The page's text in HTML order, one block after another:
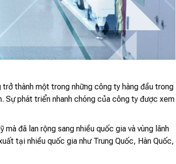
thành một trong những công ty hàng đầu trong
Sự phát triển nhanh chóng của công ty được xem
đã lan rộng sang nhiều quốc gia và vùng lãnh
tại nhiều quốc gia như Trung Quốc, Hàn Quốc,